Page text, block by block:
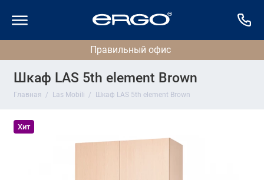
Шкаф LAS 5th element Brown
Главная Las Mobili Шкаф LAS 5th element Brown
Хит